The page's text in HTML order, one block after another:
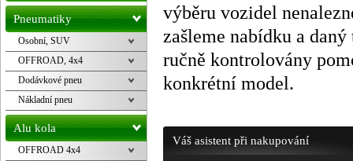
výběru vozidel
zašleme nabídku a
ručně kontrolovány
konkrétní model.
Váš asistent při nakupování
pneu
Pneumatiky
Osobní, SUV
OFFROAD, 4x4
Dodávkové pneu
Nákladní pneu
Alu kola
OFFROAD 4x4